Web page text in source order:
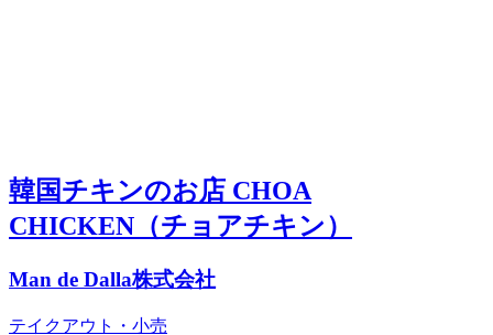
韓国チキンのお店 CHOA
CHICKEN（チョアチキン）
Man de Dalla株式会社
テイクアウト・小売